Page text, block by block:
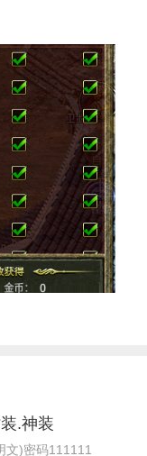
.神装
文)密码111111